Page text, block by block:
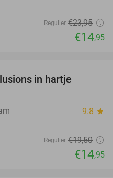
Regulier €23,95
€14,95
in hartje
9.8 star
Regulier €19,50
€14,95